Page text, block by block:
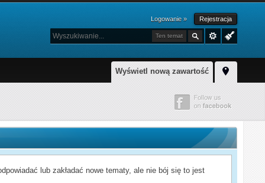
Logowanie » Rejestracja
Ten temat
Wyświetl nową zawartość
lub zakładać nowe tematy, ale nie bój się to jest